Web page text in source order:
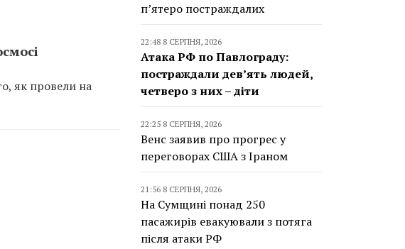
як провели на
п’ятеро постраждалих
22:48 8 СЕРПНЯ, 2026
Атака РФ по Павлограду:
постраждали дев’ять людей,
четверо з них – діти
22:25 8 СЕРПНЯ, 2026
Венс заявив про прогрес у
переговорах США з Іраном
21:56 8 СЕРПНЯ, 2026
На Сумщині понад 250
пасажирів евакуювали з потяга
після атаки РФ